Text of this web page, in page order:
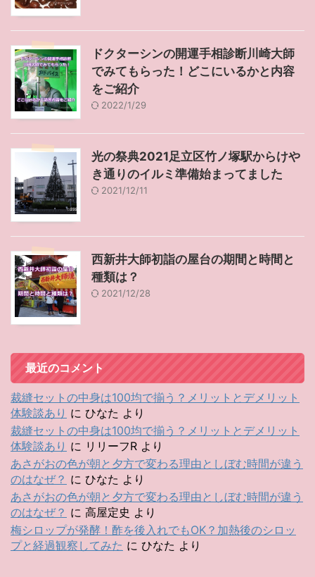
ドクターシンの開運手相診断川崎大師
でみてもらった！どこにいるかと内容
をご紹介
2022/1/29
光の祭典2021足立区竹ノ塚駅からけや
き通りのイルミ準備始まってました
2021/12/11
西新井大師初詣の屋台の期間と時間と
種類は？
2021/12/28
最近のコメント
裁縫セットの中身は100均で揃う？メリットとデメリット
体験談あり に ひなた より
裁縫セットの中身は100均で揃う？メリットとデメリット
体験談あり に リリーフR より
あさがおの色が朝と夕方で変わる理由としぼむ時間が違う
のはなぜ？ に ひなた より
あさがおの色が朝と夕方で変わる理由としぼむ時間が違う
のはなぜ？ に 高屋定史 より
梅シロップが発酵！酢を後入れでもOK？加熱後のシロッ
プと経過観察してみた に ひなた より